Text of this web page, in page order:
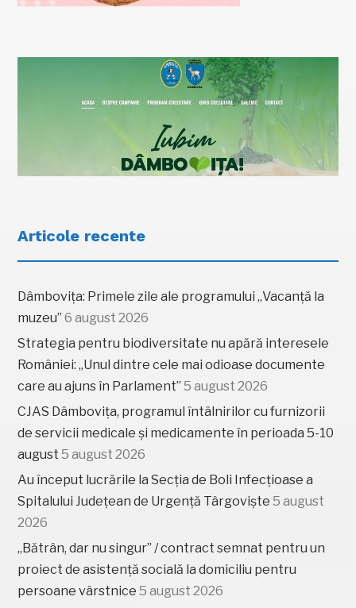
Articole recente
Dâmbovița: Primele zile ale programului „Vacanță la
muzeu” 6 august 2026
Strategia pentru biodiversitate nu apără interesele
României: „Unul dintre cele mai odioase documente
care au ajuns în Parlament” 5 august 2026
CJAS Dâmbovița, programul întâlnirilor cu furnizorii
de servicii medicale și medicamente în perioada 5-10
august 5 august 2026
Au început lucrările la Secția de Boli Infecțioase a
Spitalului Județean de Urgență Târgoviște 5 august
2026
„Bătrân, dar nu singur” / contract semnat pentru un
proiect de asistență socială la domiciliu pentru
persoane vârstnice 5 august 2026